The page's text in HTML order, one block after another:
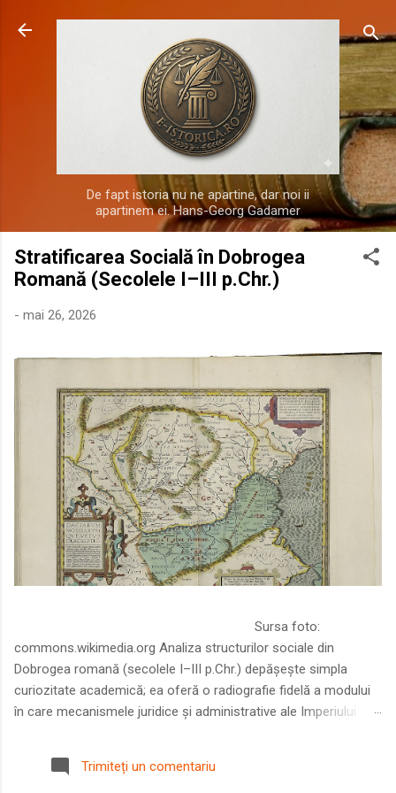
Treceți la conținutul principal
De fapt istoria nu ne apartine, dar noi ii
apartinem ei. Hans-Georg Gadamer
Stratificarea Socială în Dobrogea
Romană (Secolele I–III p.Chr.)
- mai 26, 2026
Sursa foto:
commons.wikimedia.org Analiza structurilor sociale din
Dobrogea romană (secolele I–III p.Chr.) depășește simpla
curiozitate academică; ea oferă o radiografie fidelă a modului
în care mecanismele juridice și administrative ale Imperiului
Într-o epocă în care prosperitatea excepțională a lumii romane
era susținută de o mobilitate socială dinamică și de o libertate
Trimiteți un comentariu